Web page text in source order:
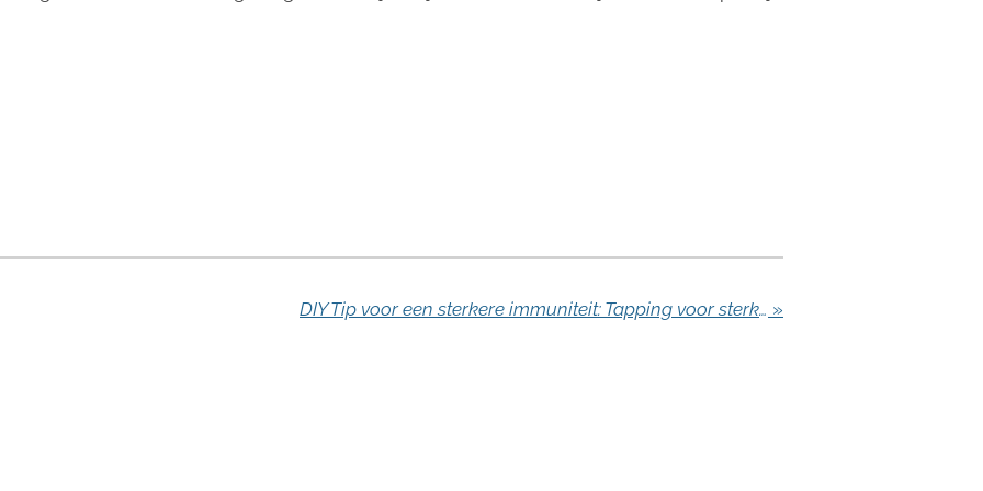
DIY Tip voor een sterkere immuniteit: Tapping voor sterke long-Qi »